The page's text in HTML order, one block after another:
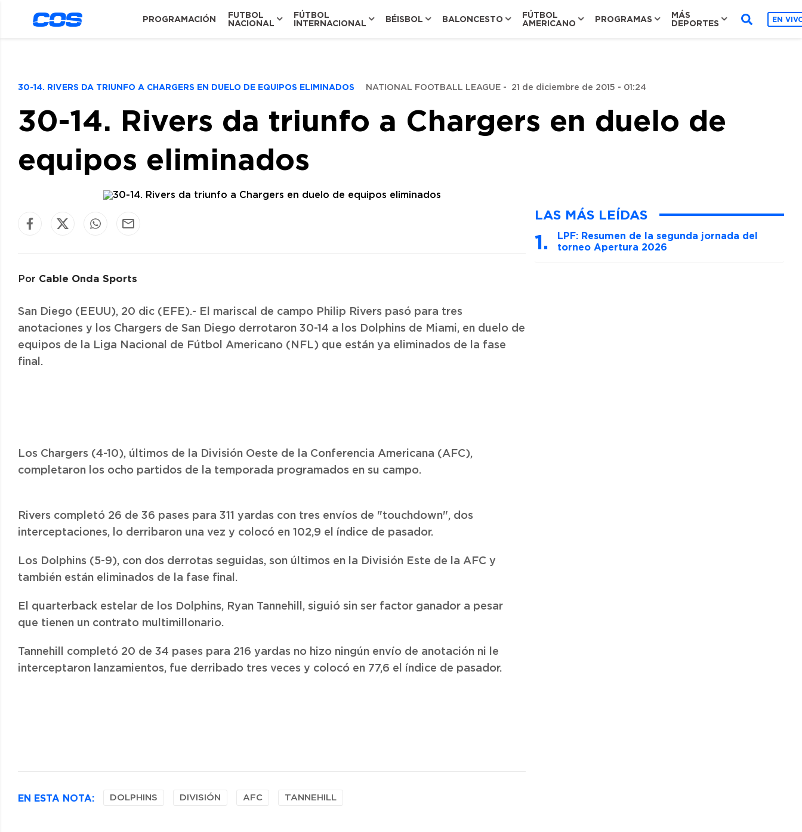
PROGRAMACIÓN
FUTBOL
NACIONAL
FÚTBOL
INTERNACIONAL
BÉISBOL BALONCESTO
FÚTBOL
AMERICANO
PROGRAMAS
MÁS
DEPORTES
EN
30-14. RIVERS DA TRIUNFO A CHARGERS EN DUELO DE EQUIPOS ELIMINADOS NATIONAL FOOTBALL LEAGUE - 21 de diciembre de 2015 - 01:24
30-14. Rivers da triunfo a Chargers en duelo de
equipos eliminados
Por Cable Onda Sports
San Diego (EEUU), 20 dic (EFE).- El mariscal de campo Philip Rivers pasó para tres
anotaciones y los Chargers de San Diego derrotaron 30-14 a los Dolphins de Miami, en duelo de
equipos de la Liga Nacional de Fútbol Americano (NFL) que están ya eliminados de la fase
final.
Los Chargers (4-10), últimos de la División Oeste de la Conferencia Americana (AFC),
completaron los ocho partidos de la temporada programados en su campo.
Rivers completó 26 de 36 pases para 311 yardas con tres envíos de "touchdown", dos
interceptaciones, lo derribaron una vez y colocó en 102,9 el índice de pasador.
Los Dolphins (5-9), con dos derrotas seguidas, son últimos en la División Este de la AFC y
también están eliminados de la fase final.
El quarterback estelar de los Dolphins, Ryan Tannehill, siguió sin ser factor ganador a pesar
que tienen un contrato multimillonario.
Tannehill completó 20 de 34 pases para 216 yardas no hizo ningún envío de anotación ni le
interceptaron lanzamientos, fue derribado tres veces y colocó en 77,6 el índice de pasador.
EN ESTA NOTA: DOLPHINS DIVISIÓN AFC TANNEHILL
LAS MÁS LEÍDAS
LPF: Resumen de la segunda jornada del
torneo Apertura 2026